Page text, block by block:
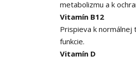
metabolizmu a k
Vitamín B12
Prispieva k normálnej
funkcie.
Vitamín D